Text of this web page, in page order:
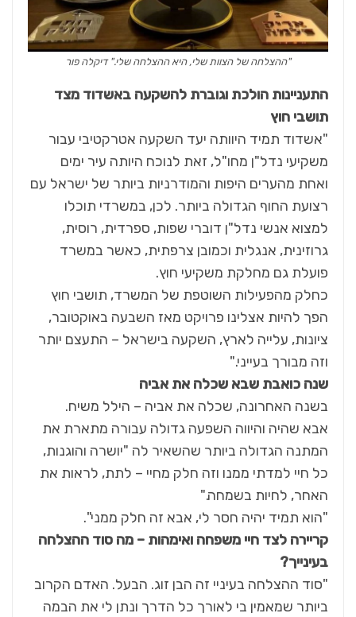
"ההצלחה של הצוות שלי, היא ההצלחה שלי." דיקלה פור
התעניינות הולכת וגוברת להשקעה באשדוד מצד
תושבי חוץ
"אשדוד תמיד היוותה יעד השקעה אטרקטיבי עבור
משקיעי נדל"ן מחו"ל, זאת לנוכח היותה עיר ימים
ואחת מהערים היפות והמודרניות ביותר של ישראל עם
רצועת החוף הגדולה ביותר. לכן, במשרדי תוכלו
למצוא אנשי נדל"ן דוברי שפות, ספרדית, רוסית,
גרוזינית, אנגלית וכמובן צרפתית, כאשר במשרד
פועלת גם מחלקת משקיעי חוץ.
כחלק מהפעילות השוטפת של המשרד, תושבי חוץ
הפך להיות אצלינו פרויקט מאז השבעה באוקטובר,
ציונות, עלייה לארץ, השקעה בישראל – התעצם יותר
וזה מבורך בעייני."
שנה כואבת שבא שכלה את אביה
בשנה האחרונה, שכלה את אביה – הילל משיח.
אבא שהיה והיווה השפעה גדולה עבורה מתארת את
המתנה הגדולה ביותר שהשאיר לה "יושרה והוגנות,
כל חיי למדתי ממנו וזה חלק מחיי – לתת, לראות את
האחר, לחיות בשמחה."
"הוא תמיד יהיה חסר לי, אבא זה חלק ממני".
קריירה לצד חיי משפחה ואימהות – מה סוד ההצלחה
בעינייך?
"סוד ההצלחה בעיניי זה הבן זוג. הבעל. האדם הקרוב
ביותר שמאמין בי לאורך כל הדרך ונתן לי את הבמה